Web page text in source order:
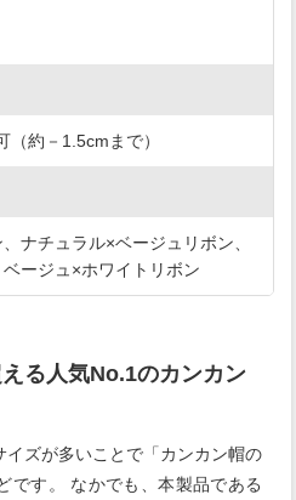
約－1.5cmまで）
ナチュラル×ベージュリボン、
ージュ×ホワイトリボン
る人気No.1のカンカン
ズが多いことで「カンカン帽の
です。 なかでも、本製品である